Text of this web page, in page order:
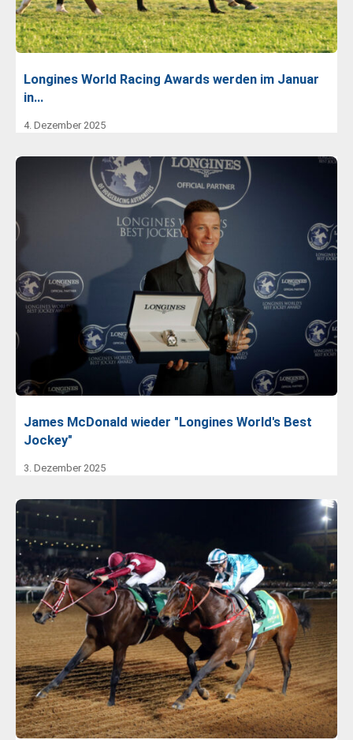
Longines World Racing Awards werden im Januar
in…
4. Dezember 2025
James McDonald wieder "Longines World's Best
Jockey"
3. Dezember 2025